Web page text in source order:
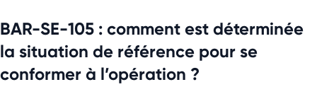
BAR-SE-105 : comment est déterminée
la situation de référence pour se
conformer à l’opération ?